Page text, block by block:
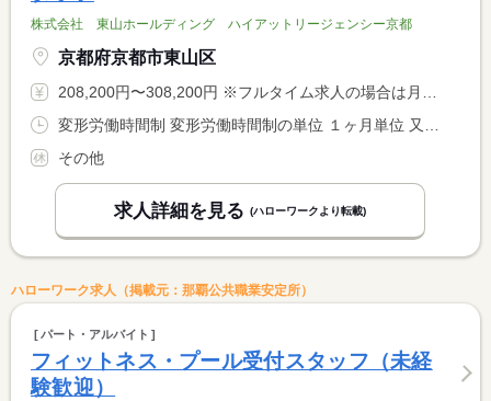
株式会社 東山ホールディング ハイアットリージェンシー京都
京都府京都市東山区
208,200円〜308,200円 ※フルタイム求人の場合は月額（換算額）、パート求人の場合は時間額を表示しています。
その他
求人詳細を見る (ハローワークより転載)
ハローワーク求人（掲載元：那覇公共職業安定所）
パート・アルバイト
フィットネス・プール受付スタッフ（未経
験歓迎）